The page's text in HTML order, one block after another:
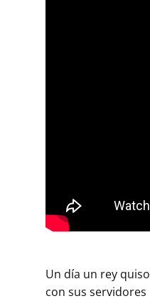
Un día un rey
con sus servidores